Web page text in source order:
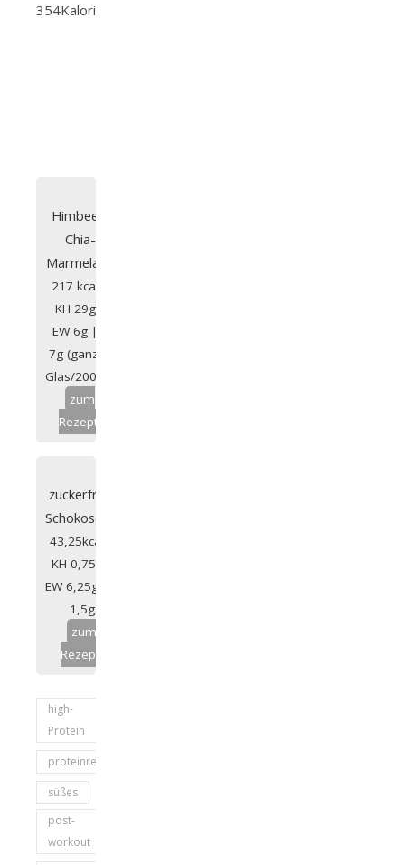
354Kalorien
Himbeer-
Chia-
Marmelade
217 kcal |
KH 29g |
EW 6g | F
7g (ganzes
Glas/200ml)
zum
Rezept
zuckerfreie
Schokosoße
43,25kcal |
KH 0,75g |
EW 6,25g | F
1,5g
zum
Rezept
high-
Protein
proteinreich
süßes
post-
workout